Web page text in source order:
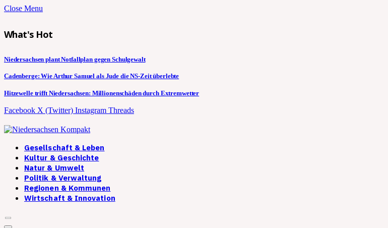
Close Menu
What's Hot
Niedersachsen plant Notfallplan gegen Schulgewalt
Cadenberge: Wie Arthur Samuel als Jude die NS-Zeit überlebte
Hitzewelle trifft Niedersachsen: Millionenschäden durch Extremwetter
Facebook X (Twitter) Instagram Threads
Gesellschaft & Leben
Kultur & Geschichte
Natur & Umwelt
Politik & Verwaltung
Regionen & Kommunen
Wirtschaft & Innovation